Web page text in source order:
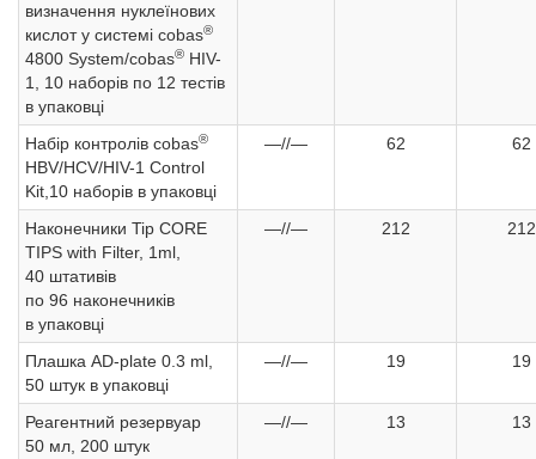
визначення нуклеїнових
кислот у системі cobas®
4800 System/cobas® HIV-
1, 10 наборів по 12 тестів
в упаковці
Набір контролів cobas®
HBV/HCV/HIV-1 Control
Kit,10 наборів в упаковці
—//— 62 62
Наконечники Tip CORE
TIPS with Filter, 1ml,
40 штативів
по 96 наконечників
в упаковці
—//— 212 212
Плашка AD-plate 0.3 ml,
50 штук в упаковці
—//— 19 19
Реагентний резервуар
50 мл, 200 штук
—//— 13 13